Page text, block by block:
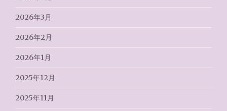
2026年3月
2026年2月
2026年1月
2025年12月
2025年11月